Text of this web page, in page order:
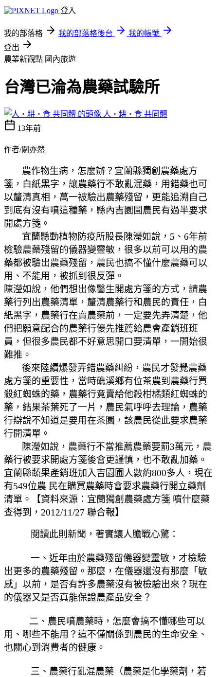
登入
我的部落格 我的部落格後台
我的帳號
登出
農業新觀點 國內旅遊
台灣已淪為農藥試驗所
人‧耕‧食 共同體
13年前
作者/關亦然
農作物生病，怎麼辦？宜蘭縣獨創農藥處方
箋，白紙黑字，讓農藥行不敢亂混藥，用錯藥也可
以釐清真相，萬一被驗出農藥殘留，更能追溯自己
到底有沒有噴這種藥，縣內吉園圃農民有過半要求
開處方箋。
宜蘭縣動植物防疫所股長陳瀅如說，5、6年前
檢驗農藥殘留的儀器變靈敏，很多以前可以用的農
藥都被驗出農藥殘留，農民也搞不懂什麼農藥可以
用、不能用，被抓到很反彈。
陳瀅如說，他們想出像醫生開處方箋的方式，請農
藥行列出農藥清單，釐清農藥行和農民的責任，白
紙黑字，農藥行在賣農藥前，一定要先弄清楚，他
們把願意配合的農藥行優先推薦給農會產銷班班
員，但很多農民都不好意思開口要清單，一開始很
難推。
後來陸續爆發弄錯農藥糾紛，農民才發覺農藥
處方箋的重要性，當時礁溪鄉有位茶農到農藥行買
殺紅蜘蛛的藥，農藥行竟賣給他殺柑橘類紅蜘蛛的
藥，結果茶葉死了一片，農民氣呼呼去理論，農藥
行辯說不知道是要用在茶園，該農民從此要求農藥
行開清單。
陳瀅如說，農藥行不當推薦農藥要罰3萬元，農
藥行被要求開處方箋後會更謹慎，也不敢亂加藥。
宜蘭縣蔬果產銷班加入吉園圃人數約800多人，現在
有549位農 民在購買農藥時會要求農藥行開立藥劑
清單。【資料來源：宜蘭獨創農藥處方箋 噴什麼藥
查得到，2012/11/27 聯合報】
閱讀此則新聞，著實讓人膽戰心驚：
一、近年由於農藥殘留儀器變靈敏，才檢驗
出更多的農藥殘留。那麼，在儀器還沒有那麼「敏
感」以前，是否有許多農藥沒有被檢驗出來？現在
的儀器又是否真能保證農產品安全？
二、農民噴農藥時，怎麼會搞不懂哪些可以
用、哪些不能用？這不僅關係到農民的生命安全、
也關心到消費者的健康。
三、農藥行亂混農藥（農藥是化學藥劑，若